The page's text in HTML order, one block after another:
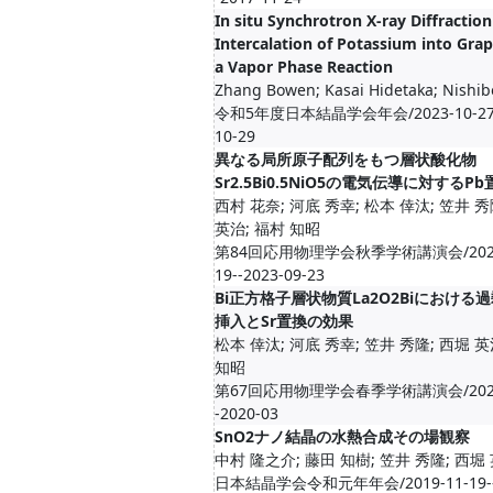
In situ Synchrotron X-ray
Intercalation of Potassium into
a Vapor Phase Reaction
Zhang Bowen; Kasai Hidetaka;
令和5年度日本結晶学会年会/2023-10-
10-29
異なる局所原子配列をもつ層状酸化物
Sr2.5Bi0.5NiO5の電気伝導に対するPb
西村 花奈; 河底 秀幸; 松本 倖汰; 笠井
英治; 福村 知昭
第84回応用物理学会秋季学術講演会/
19--2023-09-23
Bi正方格子層状物質La2O2Biにおける
挿入とSr置換の効果
松本 倖汰; 河底 秀幸; 笠井 秀隆; 西堀
知昭
第67回応用物理学会春季学術講演会/
-2020-03
SnO2ナノ結晶の水熱合成その場観察
中村 隆之介; 藤田 知樹; 笠井 秀隆; 西堀
日本結晶学会令和元年年会/2019-11-